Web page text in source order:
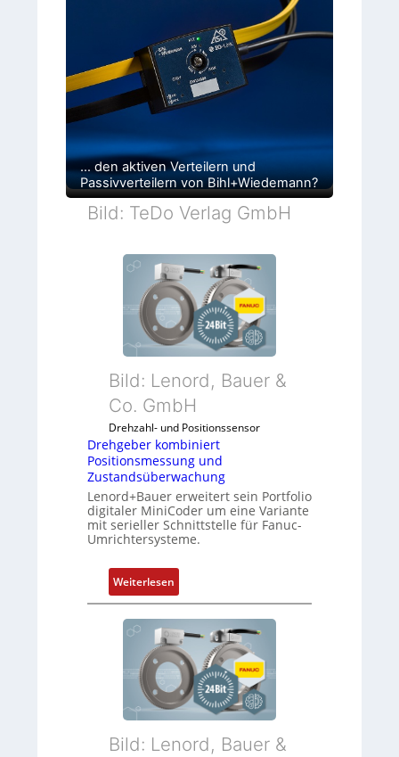
… den aktiven Verteilern und
Passivverteilern von Bihl+Wiedemann?
Bild: TeDo Verlag GmbH
Bild: Lenord, Bauer &
Co. GmbH
Drehzahl- und Positionssensor
Drehgeber kombiniert
Positionsmessung und
Zustandsüberwachung
Lenord+Bauer erweitert sein Portfolio
digitaler MiniCoder um eine Variante
mit serieller Schnittstelle für Fanuc-
Umrichtersysteme.
Weiterlesen
D
r
e
h
g
e
b
Bild: Lenord, Bauer &